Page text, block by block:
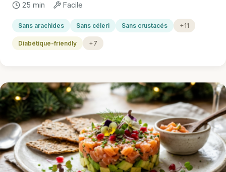
25 min Facile
Sans arachides Sans céleri Sans crustacés +11
Diabétique-friendly +7